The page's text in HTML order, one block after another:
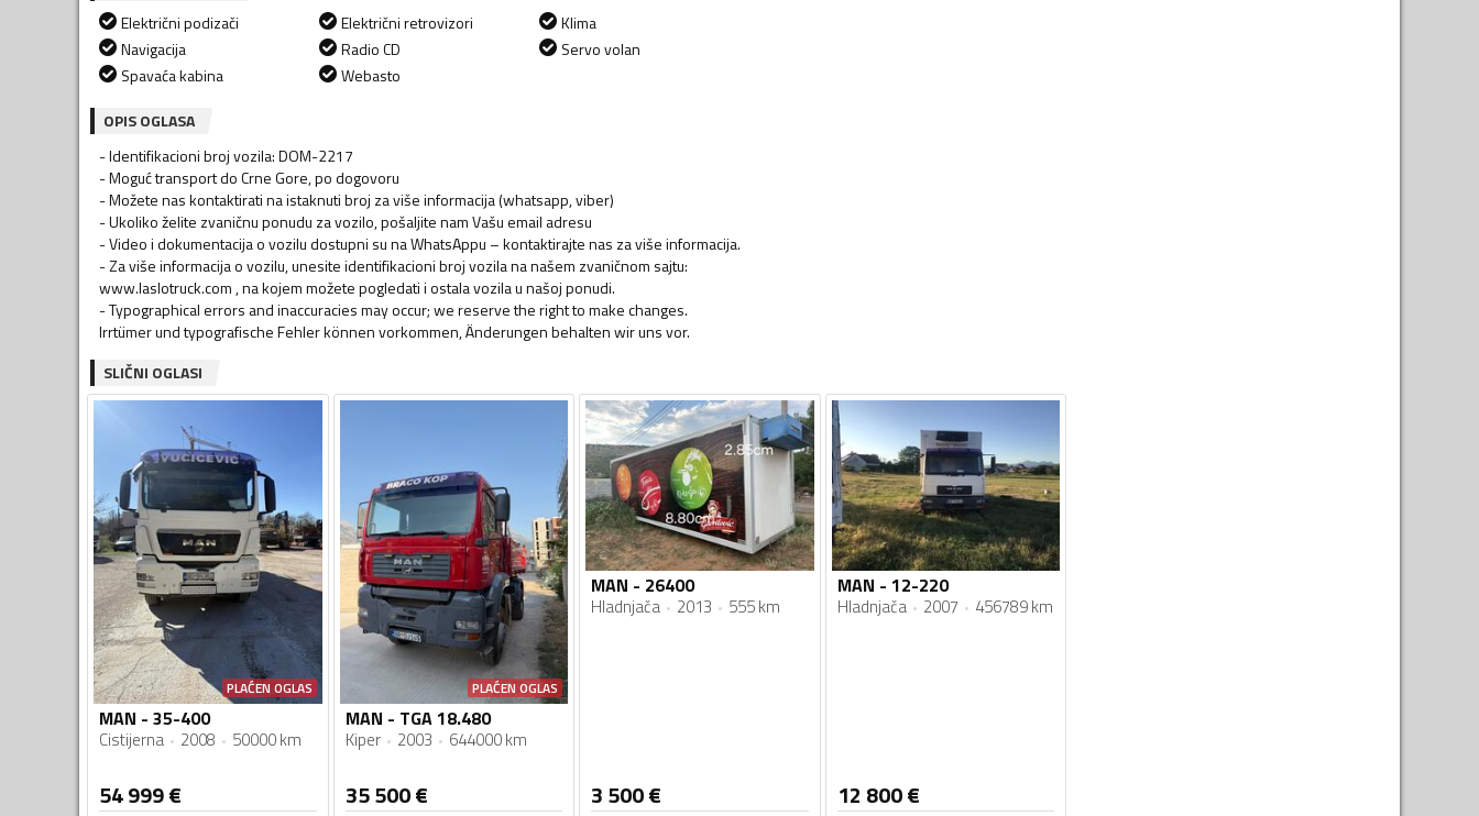
Električni podizači
Navigacija
Spavaća kabina
Električni retrovizori
Radio CD
Webasto
Klima
Servo volan
OPIS OGLASA
- Identifikacioni broj vozila: DOM-2217
- Moguć transport do Crne Gore, po dogovoru
- Možete nas kontaktirati na istaknuti broj za više informacija (whatsapp, viber)
- Ukoliko želite zvaničnu ponudu za vozilo, pošaljite nam Vašu email adresu
- Video i dokumentacija o vozilu dostupni su na WhatsAppu – kontaktirajte nas za više informacija.
- Za više informacija o vozilu, unesite identifikacioni broj vozila na našem zvaničnom sajtu:
www.laslotruck.com , na kojem možete pogledati i ostala vozila u našoj ponudi.
- Typographical errors and inaccuracies may occur; we reserve the right to make changes.
SLIČNI OGLASI
PLAĆEN OGLAS
MAN - 35-400
Cistijerna 2008 50000 km
54 999€
PLAĆEN OGLAS
MAN - TGA 18.480
Kiper 2003 644000 km
35 500€
MAN - 26400
Hladnjača 2013 555 km
3 500€
MAN - 12-220
Hladnjača 2007 456789 km
12 800€